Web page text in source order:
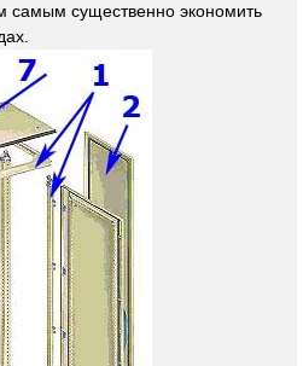
самым существенно экономить